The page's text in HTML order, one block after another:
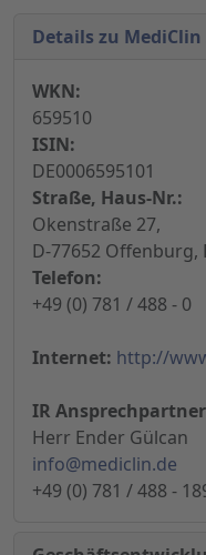
Details zu MediClin
WKN:
659510
ISIN:
DE0006595101
Straße, Haus-Nr.:
Okenstraße 27,
D-77652 Offenburg,
Telefon:
+49 (0) 781 / 488 - 0
Internet: http://
IR
Herr Ender Gülcan
info@mediclin.de
+49 (0) 781 / 488 -